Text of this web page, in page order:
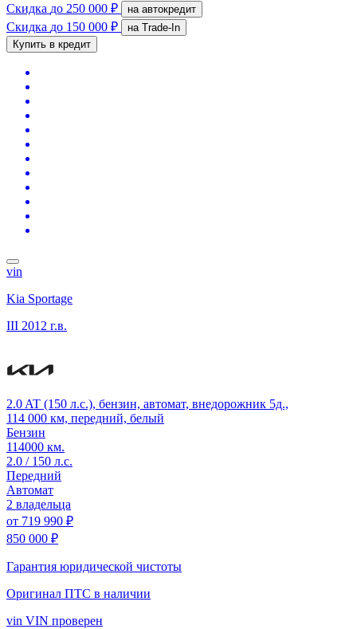
Скидка до 250 000 ₽ на автокредит
Скидка до 150 000 ₽
на Trade-In
Купить в кредит
vin
Kia Sportage
III 2012 г.в.
2.0 AT (150 л.с.), бензин, автомат, внедорожник 5д.,
114 000 км, передний, белый
Бензин
114000 км.
2.0 / 150 л.с.
Передний
Автомат
2 владельца
от 719 990 ₽
850 000 ₽
Гарантия юридической чистоты
Оригинал ПТС в наличии
vin VIN проверен